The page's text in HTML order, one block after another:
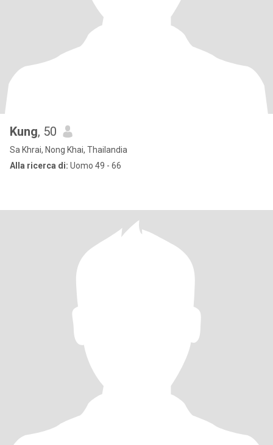
Kung, 50
Sa Khrai, Nong Khai, Thailandia
Alla ricerca di: Uomo 49 - 66